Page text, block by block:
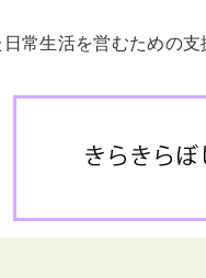
常生活を営むための支